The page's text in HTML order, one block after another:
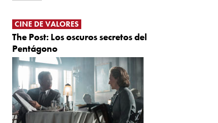
CINE DE VALORES
The Post: Los oscuros secretos del
Pentágono